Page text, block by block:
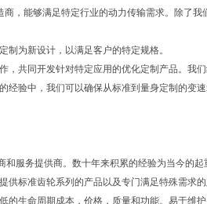
，能够满足特定行业的动力传输需求。除了我
为新设计，以满足客户的特定规格。
，共同开发针对特定应用的优化定制产品。我
经验中，我们可以确保从标准到量身定制的变
服务提供商。数十年来积累的经验为当今的
标准齿轮系列的产品以及专门满足特殊需求的
的生命周期成本，价格，质量和功能。易于维